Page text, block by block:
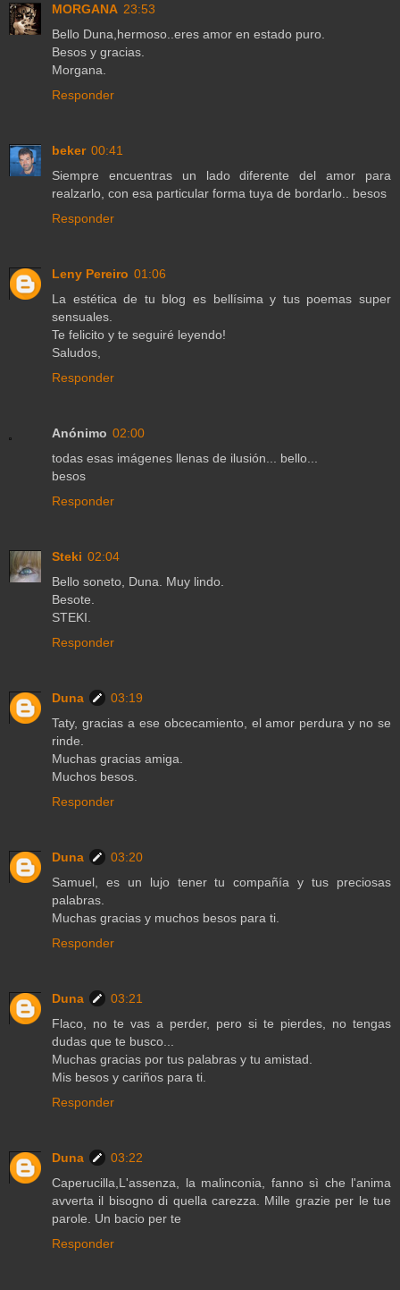
MORGANA 23:53
Bello Duna,hermoso..eres amor en estado puro.
Besos y gracias.
Morgana.
Responder
beker 00:41
Siempre encuentras un lado diferente del amor para
realzarlo, con esa particular forma tuya de bordarlo.. besos
Responder
Leny Pereiro 01:06
La estética de tu blog es bellísima y tus poemas super
sensuales.
Te felicito y te seguiré leyendo!
Saludos,
Responder
Anónimo 02:00
todas esas imágenes llenas de ilusión... bello...
besos
Responder
Steki 02:04
Bello soneto, Duna. Muy lindo.
Besote.
STEKI.
Responder
Duna
03:19
Taty, gracias a ese obcecamiento, el amor perdura y no se
rinde.
Muchas gracias amiga.
Muchos besos.
Responder
Duna
03:20
Samuel, es un lujo tener tu compañía y tus preciosas
palabras.
Muchas gracias y muchos besos para ti.
Responder
Duna
03:21
Flaco, no te vas a perder, pero si te pierdes, no tengas
dudas que te busco...
Muchas gracias por tus palabras y tu amistad.
Mis besos y cariños para ti.
Responder
Duna
03:22
Caperucilla,L'assenza, la malinconia, fanno sì che l'anima
avverta il bisogno di quella carezza. Mille grazie per le tue
parole. Un bacio per te
Responder